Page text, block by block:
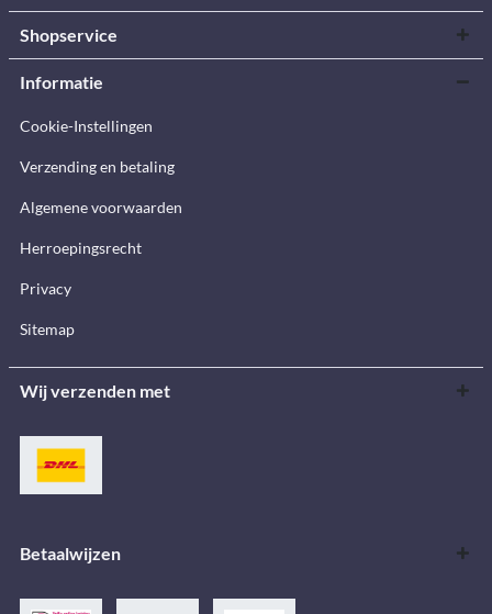
Shopservice
Informatie
Cookie-Instellingen
Verzending en betaling
Algemene voorwaarden
Herroepingsrecht
Privacy
Sitemap
Wij verzenden met
Betaalwijzen